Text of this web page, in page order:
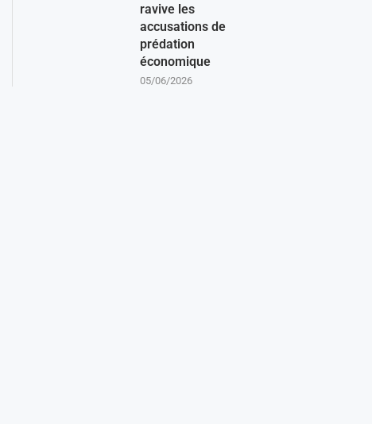
ravive les
accusations de
prédation
économique
05/06/2026